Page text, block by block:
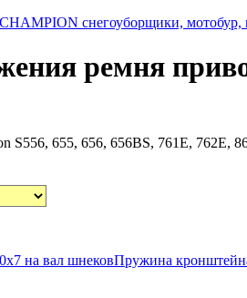
CHAMPION снегоуборщики,
ремня
S556, 655, 656, 656BS, 761E, 762E,
на вал шнековПружина